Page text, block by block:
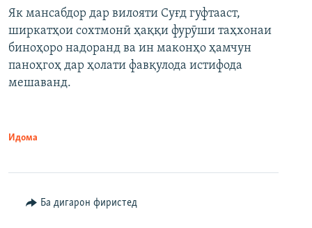
Як мансабдор дар вилояти Суғд гуфтааст,
ширкатҳои сохтмонӣ ҳаққи фурӯши таҳхонаи
биноҳоро надоранд ва ин маконҳо ҳамчун
паноҳгоҳ дар ҳолати фавқулода истифода
мешаванд.
Идома
Ба дигарон фиристед